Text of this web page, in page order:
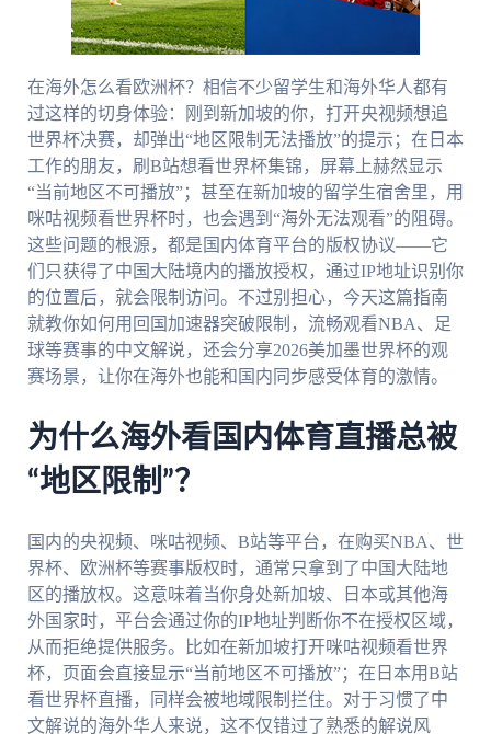
在海外怎么看欧洲杯？相信不少留学生和海外华人都有
过这样的切身体验：刚到新加坡的你，打开央视频想追
世界杯决赛，却弹出“地区限制无法播放”的提示；在日本
工作的朋友，刷B站想看世界杯集锦，屏幕上赫然显示
“当前地区不可播放”；甚至在新加坡的留学生宿舍里，用
咪咕视频看世界杯时，也会遇到“海外无法观看”的阻碍。
这些问题的根源，都是国内体育平台的版权协议——它
们只获得了中国大陆境内的播放授权，通过IP地址识别你
的位置后，就会限制访问。不过别担心，今天这篇指南
就教你如何用回国加速器突破限制，流畅观看NBA、足
球等赛事的中文解说，还会分享2026美加墨世界杯的观
赛场景，让你在海外也能和国内同步感受体育的激情。
为什么海外看国内体育直播总被
“地区限制”？
国内的央视频、咪咕视频、B站等平台，在购买NBA、世
界杯、欧洲杯等赛事版权时，通常只拿到了中国大陆地
区的播放权。这意味着当你身处新加坡、日本或其他海
外国家时，平台会通过你的IP地址判断你不在授权区域，
从而拒绝提供服务。比如在新加坡打开咪咕视频看世界
杯，页面会直接显示“当前地区不可播放”；在日本用B站
看世界杯直播，同样会被地域限制拦住。对于习惯了中
文解说的海外华人来说，这不仅错过了熟悉的解说风